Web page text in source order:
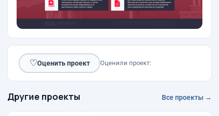
♡Оценить проект Оценили проект:
Другие проекты Все проекты →